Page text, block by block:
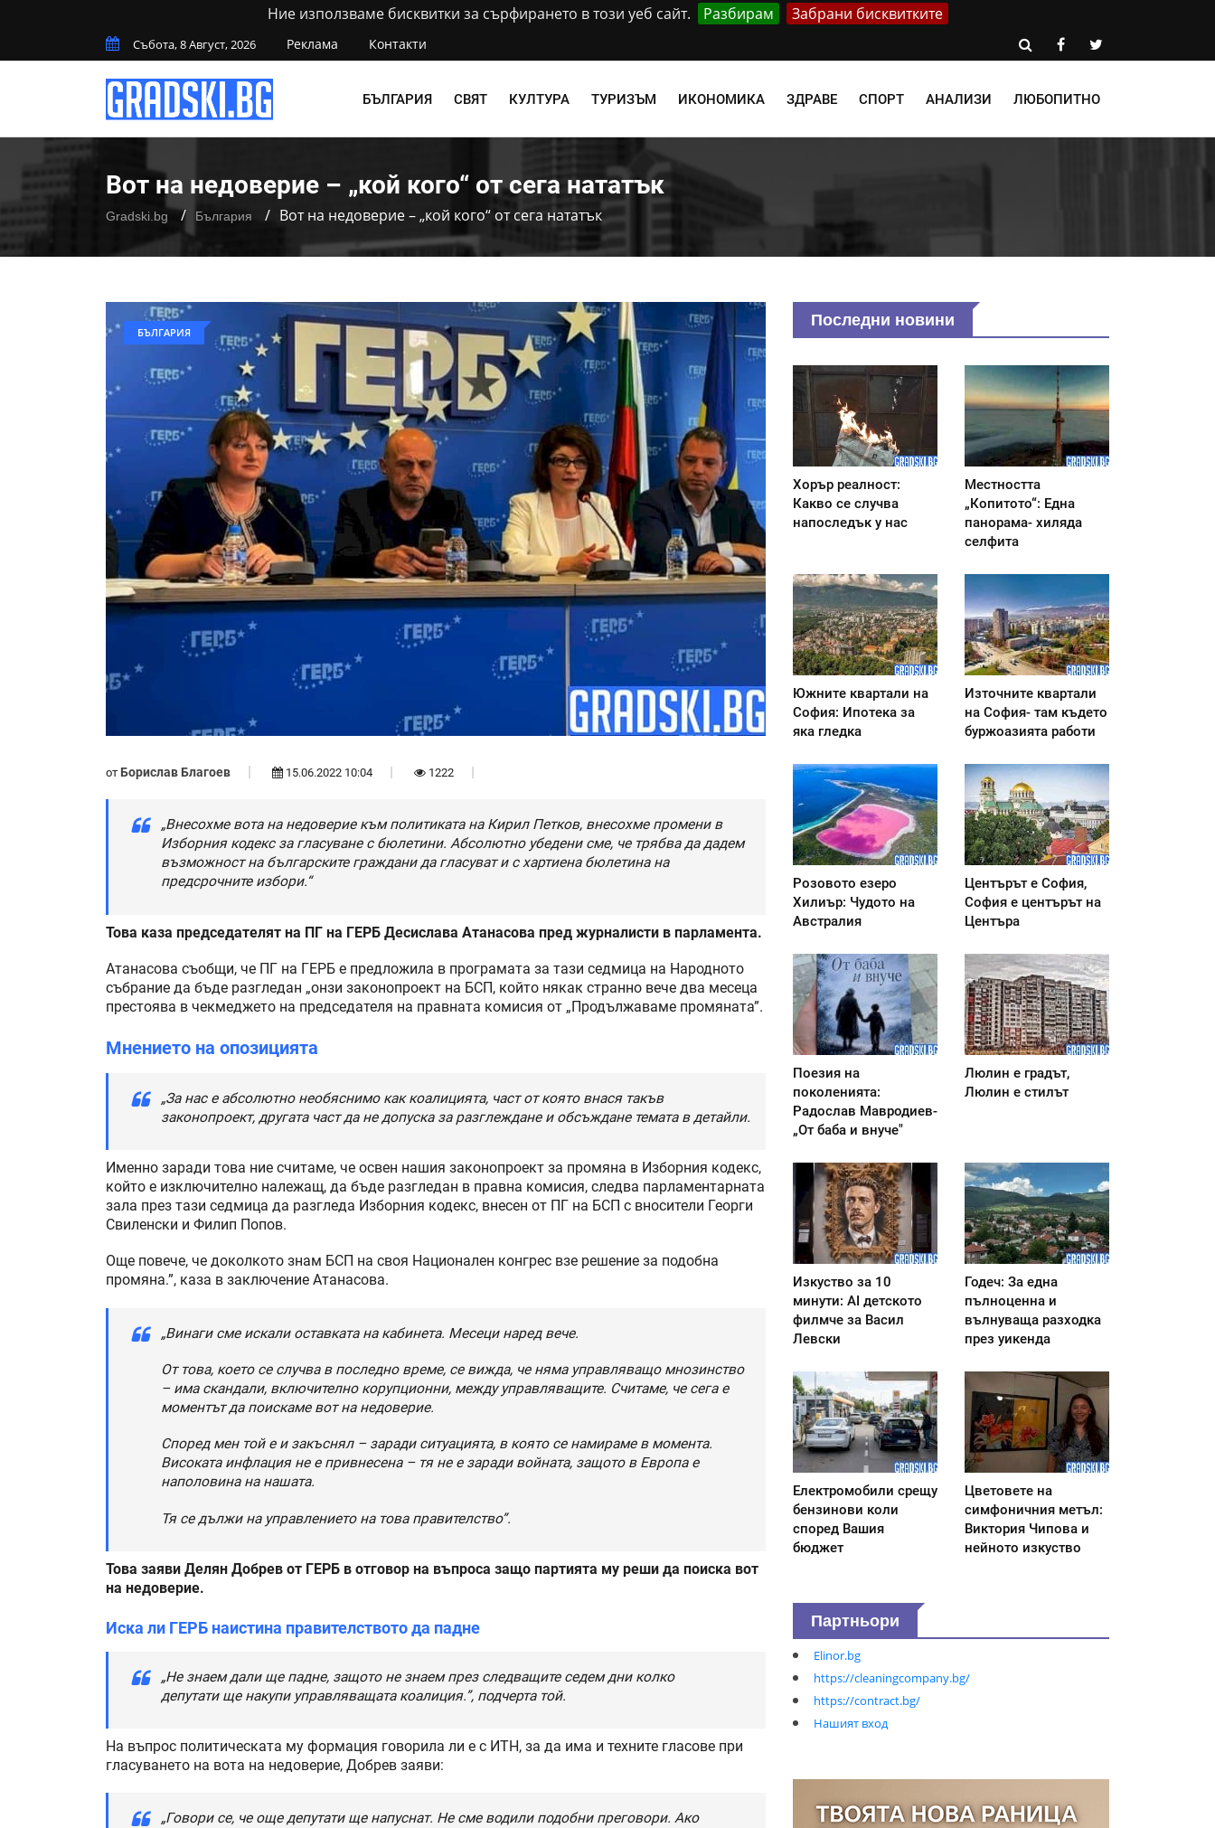
Ние използваме бисквитки за сърфирането в този уеб сайт. Разбирам Забрани бисквитките
Събота, 8 Август, 2026 Реклама Контакти
БЪЛГАРИЯ СВЯТ КУЛТУРА ТУРИЗЪМ ИКОНОМИКА ЗДРАВЕ СПОРТ АНАЛИЗИ ЛЮБОПИТНО
Вот на недоверие – „кой кого“ от сега нататък
Gradski.bg България Вот на недоверие – „кой кого“ от сега нататък
БЪЛГАРИЯ
от Борислав Благоев 15.06.2022 10:04 1222
„Внесохме вота на недоверие към политиката на Кирил Петков, внесохме промени в
Изборния кодекс за гласуване с бюлетини. Абсолютно убедени сме, че трябва да дадем
възможност на българските граждани да гласуват и с хартиена бюлетина на
предсрочните избори.“
Това каза председателят на ПГ на ГЕРБ Десислава Атанасова пред журналисти в парламента.
Атанасова съобщи, че ПГ на ГЕРБ е предложила в програмата за тази седмица на Народното
събрание да бъде разгледан „онзи законопроект на БСП, който някак странно вече два месеца
престоява в чекмеджето на председателя на правната комисия от „Продължаваме промяната”.
Мнението на опозицията
„За нас е абсолютно необяснимо как коалицията, част от която внася такъв
законопроект, другата част да не допуска за разглеждане и обсъждане темата в детайли.
Именно заради това ние считаме, че освен нашия законопроект за промяна в Изборния кодекс,
който е изключително належащ, да бъде разгледан в правна комисия, следва парламентарната
зала през тази седмица да разгледа Изборния кодекс, внесен от ПГ на БСП с вносители Георги
Свиленски и Филип Попов.
Още повече, че доколкото знам БСП на своя Национален конгрес взе решение за подобна
промяна.”, каза в заключение Атанасова.
„Винаги сме искали оставката на кабинета. Месеци наред вече.
От това, което се случва в последно време, се вижда, че няма управляващо мнозинство
– има скандали, включително корупционни, между управляващите. Считаме, че сега е
моментът да поискаме вот на недоверие.
Според мен той е и закъснял – заради ситуацията, в която се намираме в момента.
Високата инфлация не е привнесена – тя не е заради войната, защото в Европа е
наполовина на нашата.
Тя се дължи на управлението на това правителство”.
Това заяви Делян Добрев от ГЕРБ в отговор на въпроса защо партията му реши да поиска вот
на недоверие.
Иска ли ГЕРБ наистина правителството да падне
„Не знаем дали ще падне, защото не знаем през следващите седем дни колко
депутати ще накупи управляващата коалиция.”, подчерта той.
На въпрос политическата му формация говорила ли е с ИТН, за да има и техните гласове при
гласуването на вота на недоверие, Добрев заяви:
„Говори се, че още депутати ще напуснат. Не сме водили подобни преговори. Ако
Последни новини
Хорър реалност:
Какво се случва
напоследък у нас
Местността
„Копитото“: Една
панорама- хиляда
селфита
Южните квартали на
София: Ипотека за
яка гледка
Източните квартали
на София- там където
буржоазията работи
Розовото езеро
Хилиър: Чудото на
Австралия
Центърът е София,
София е центърът на
Центъра
Поезия на
поколенията:
Радослав Мавродиев-
„От баба и внуче"
Люлин е градът,
Люлин е стилът
Изкуство за 10
минути: AI детското
филмче за Васил
Левски
Годеч: За една
пълноценна и
вълнуваща разходка
през уикенда
Електромобили срещу
бензинови коли
според Вашия
бюджет
Цветовете на
симфоничния метъл:
Виктория Чипова и
нейното изкуство
Партньори
Elinor.bg
https://cleaningcompany.bg/
https://contract.bg/
Нашият вход